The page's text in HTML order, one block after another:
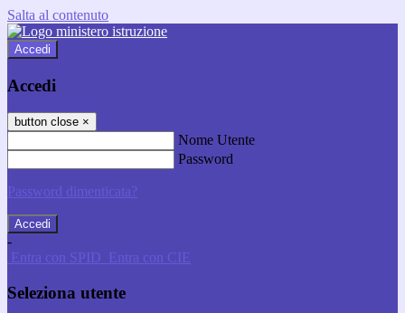
Salta al contenuto
Accedi
Accedi
button close ×
Nome Utente
Password
Password dimenticata?
-
Entra con SPID Entra con CIE
Seleziona utente